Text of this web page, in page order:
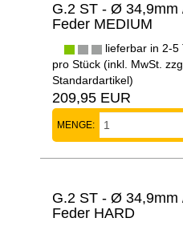
G.2 ST - Ø 34,9mm
Feder MEDIUM
lieferbar in 2-5
pro Stück (inkl. MwSt.
Standardartikel)
209,95 EUR
MENGE:
G.2 ST - Ø 34,9mm
Feder HARD